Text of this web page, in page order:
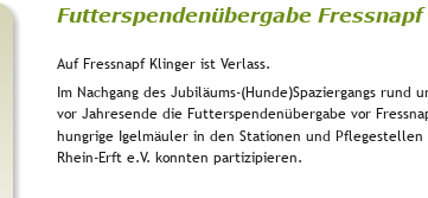
Futterspendenübergabe Fressnapf
Auf Fressnapf Klinger ist Verlass.
Im Nachgang des Jubiläums-(Hunde)Spaziergangs
vor Jahresende die Futterspendenübergabe vor
hungrige Igelmäuler in den Stationen und
Rhein-Erft e.V. konnten partizipieren.